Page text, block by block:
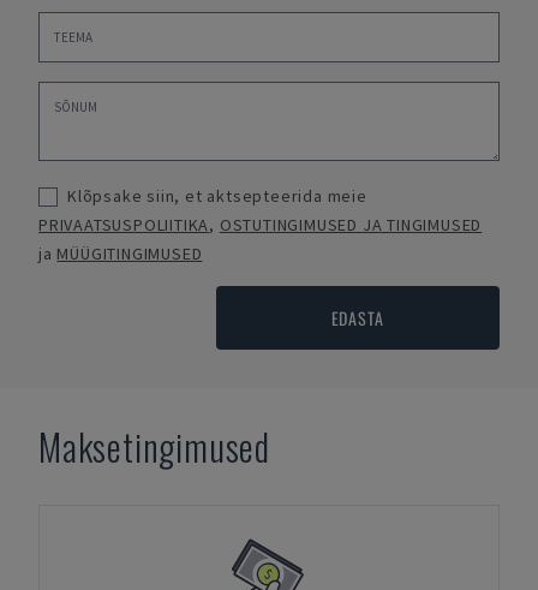
Klõpsake siin, et aktsepteerida meie
PRIVAATSUSPOLIITIKA, OSTUTINGIMUSED JA TINGIMUSED
ja MÜÜGITINGIMUSED
EDASTA
Maksetingimused